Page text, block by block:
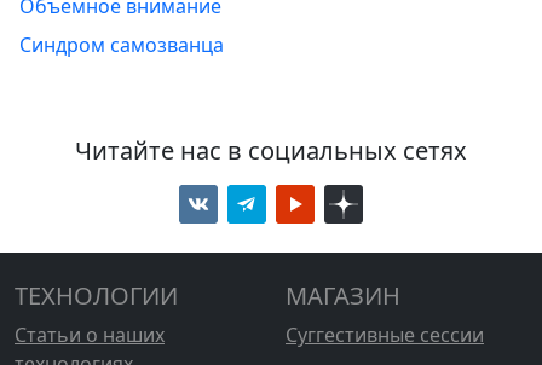
Объемное внимание
Синдром самозванца
Читайте нас в социальных сетях
ТЕХНОЛОГИИ
Статьи о наших
МАГАЗИН
Суггестивные сессии